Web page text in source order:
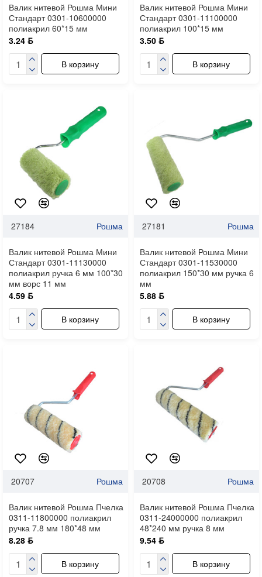
Валик нитевой Рошма Мини
Стандарт 0301-10600000
полиакрил 60*15 мм
3.24 ƃ
В корзину
Валик нитевой Рошма Мини
Стандарт 0301-11100000
полиакрил 100*15 мм
3.50 ƃ
В корзину
27184 Рошма
Валик нитевой Рошма Мини
Стандарт 0301-11130000
полиакрил ручка 6 мм 100*30
мм ворс 11 мм
4.59 ƃ
В корзину
27181 Рошма
Валик нитевой Рошма Мини
Стандарт 0301-11530000
полиакрил 150*30 мм ручка 6
мм
5.88 ƃ
В корзину
20707 Рошма
Валик нитевой Рошма Пчелка
0311-11800000 полиакрил
ручка 7.8 мм 180*48 мм
8.28 ƃ
В корзину
20708 Рошма
Валик нитевой Рошма Пчелка
0311-24000000 полиакрил
48*240 мм ручка 8 мм
9.54 ƃ
В корзину